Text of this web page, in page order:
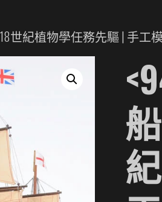
世紀植物學任務先驅 | 手工